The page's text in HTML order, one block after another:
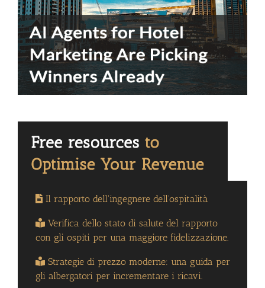
Il rapporto dell'ingegnere dell'ospitalità
Verifica dello stato di salute del rapporto
con gli ospiti per una maggiore fidelizzazione.
Strategie di prezzo moderne: una guida per
gli albergatori per incrementare i ricavi.